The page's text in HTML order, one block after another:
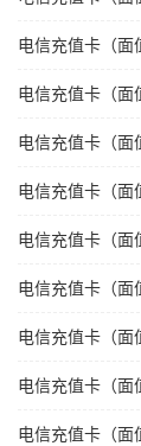
电信充值卡（面
电信充值卡（面
电信充值卡（面
电信充值卡（面
电信充值卡（面
电信充值卡（面
电信充值卡（面
电信充值卡（面
电信充值卡（面